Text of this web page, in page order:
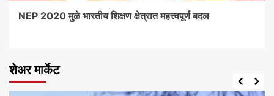
NEP 2020 मुळे भारतीय शिक्षण क्षेत्रात महत्त्वपूर्ण बदल
शेअर मार्केट